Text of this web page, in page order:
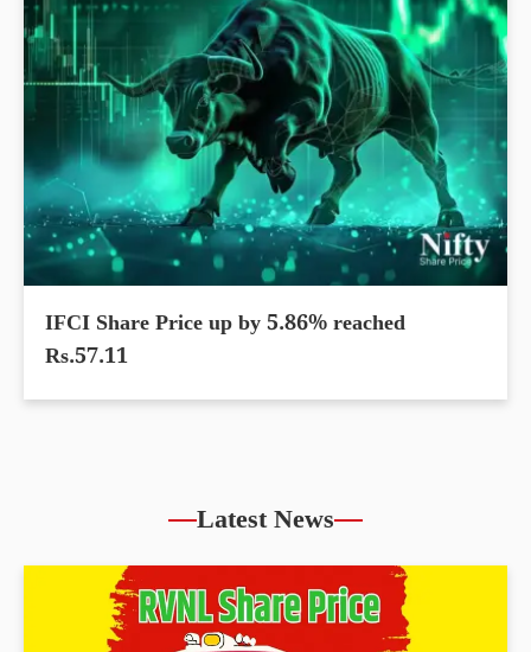
IFCI Share Price up by 5.86% reached
Rs.57.11
Latest News